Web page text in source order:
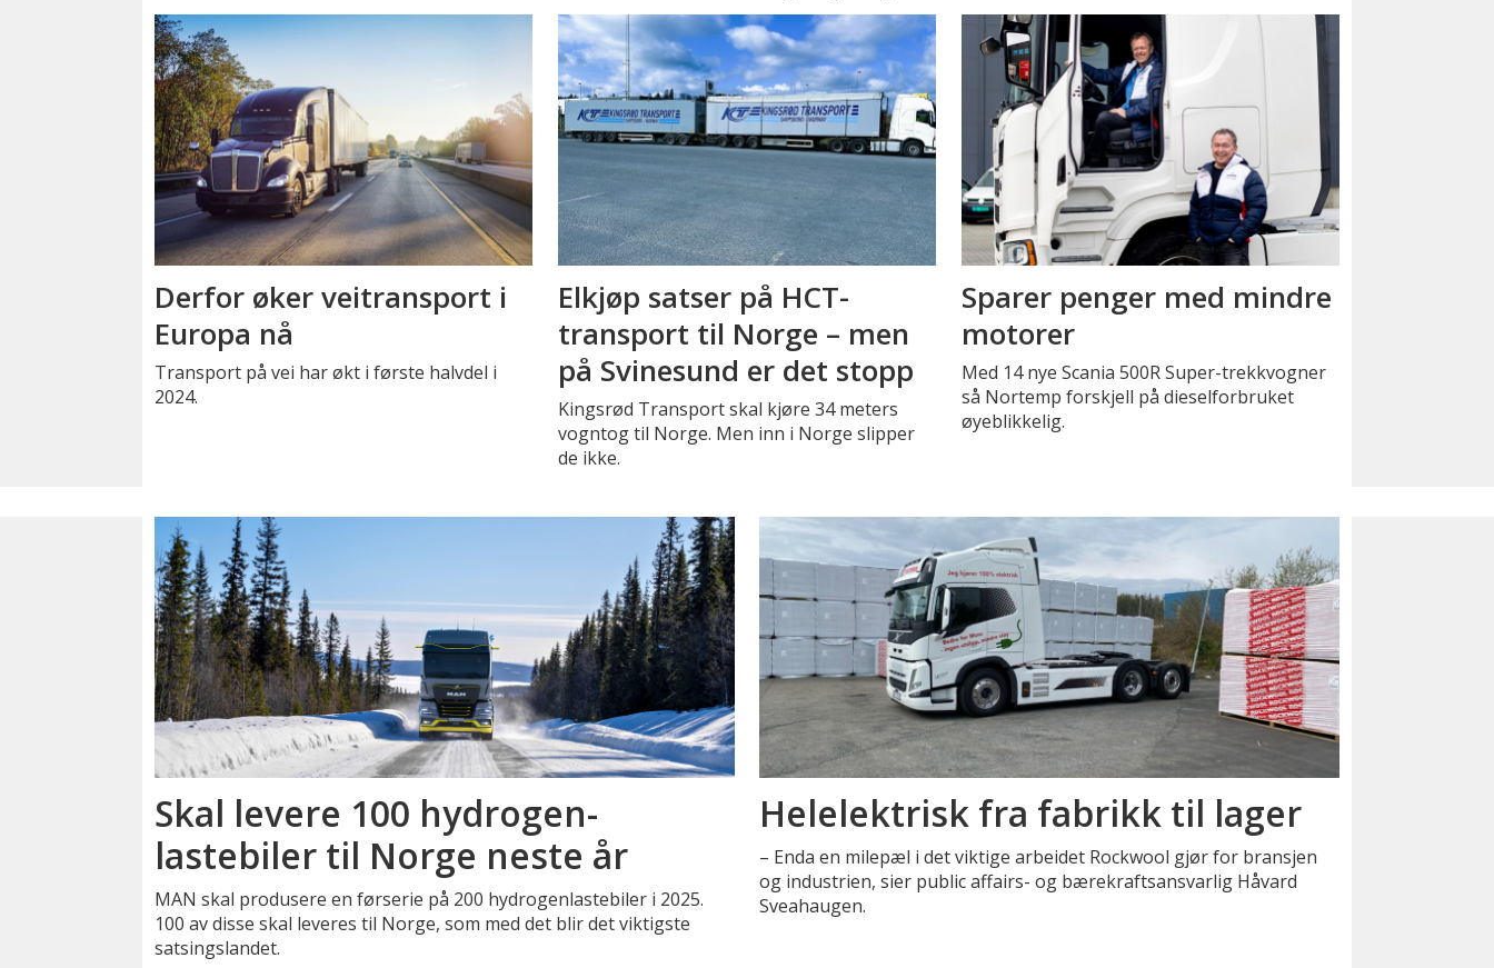
Derfor øker veitransport i
Europa nå
Transport på vei har økt i første halvdel i
2024.
Elkjøp satser på HCT-
transport til Norge – men
på Svinesund er det stopp
Kingsrød Transport skal kjøre 34 meters
vogntog til Norge. Men inn i Norge slipper
de ikke.
Sparer penger med mindre
motorer
Med 14 nye Scania 500R Super-trekkvogner
så Nortemp forskjell på dieselforbruket
øyeblikkelig.
Skal levere 100 hydrogen-
lastebiler til Norge neste år
MAN skal produsere en førserie på 200 hydrogenlastebiler i 2025.
100 av disse skal leveres til Norge, som med det blir det viktigste
satsingslandet.
Helelektrisk fra fabrikk til lager
– Enda en milepæl i det viktige arbeidet Rockwool gjør for bransjen
og industrien, sier public affairs- og bærekraftsansvarlig Håvard
Sveahaugen.